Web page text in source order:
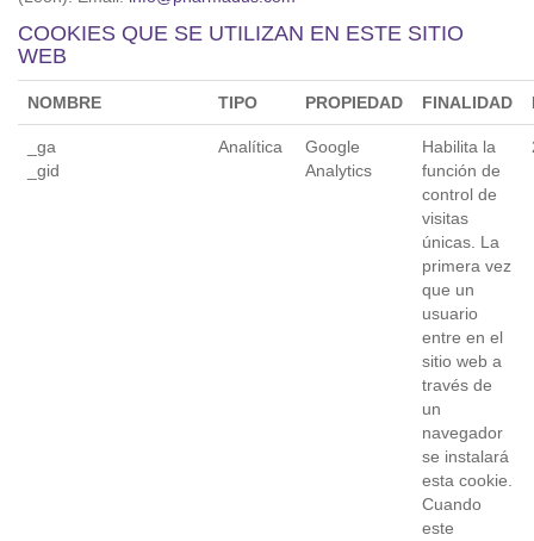
COOKIES QUE SE UTILIZAN EN ESTE SITIO
WEB
NOMBRE TIPO PROPIEDAD FINALIDAD
_ga
_gid
Analítica
Google
Analytics
Habilita la
función de
control de
visitas
únicas. La
primera vez
que un
usuario
entre en el
sitio web a
través de
un
navegador
se instalará
esta cookie.
Cuando
este